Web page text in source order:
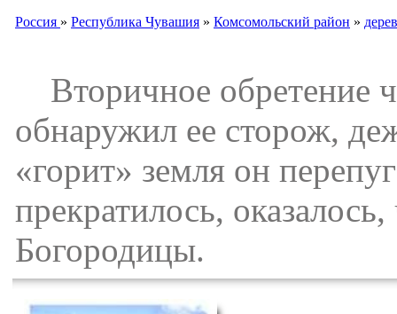
Россия » Республика Чувашия » Комсомольский район »
Вторичное обретение
обнаружил ее сторож,
«горит» земля он
прекратилось,
Богородицы.